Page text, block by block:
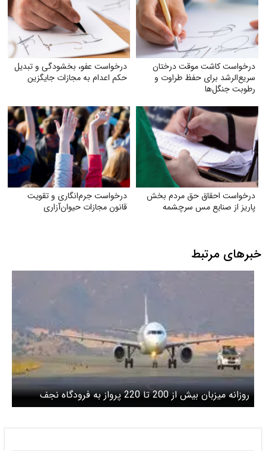
درخواست کاشت موقت درختان
سریع‌الرشد برای حفظ طراوت و
رطوبت جنگل‌ها
درخواست عفو، بخشودگی و تبدیل
حکم اعدام به مجازات جایگزین
درخواست احقاق حق مردم بخش
پاریز از صنایع مس سرچشمه
درخواست جرم‌انگاری و تقویت
قانون مجازات حیوان‌آزاری
خبرهای مرتبط
روزانه میزبان بیش از 200 تا 220 پرواز به فرودگاه نجف
خواهیم بود